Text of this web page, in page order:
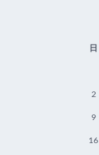
日
2
9
16